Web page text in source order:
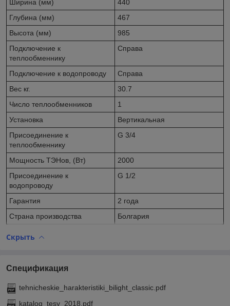
Ширина (мм)
440
Глубина (мм)
467
Высота (мм)
985
Подключение к
теплообменнику
Справа
Подключение к водопроводу
Справа
Вес кг.
30.7
Число теплообменников
1
Установка
Вертикальная
Присоединение к
теплообменнику
G 3/4
Мощность ТЭНов, (Вт)
2000
Присоединение к
водопроводу
G 1/2
Гарантия
2 года
Страна производства
Болгария
Скрыть
Спецификация
tehnicheskie_harakteristiki_bilight_classic.pdf
katalog_tesy_2018.pdf